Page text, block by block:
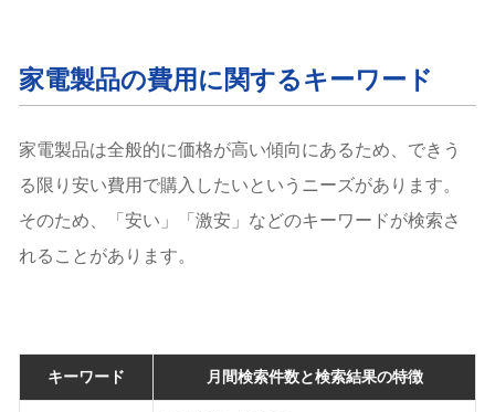
家電製品の費用に関するキーワード
家電製品は全般的に価格が高い傾向にあるため、できう
る限り安い費用で購入したいというニーズがあります。
そのため、「安い」「激安」などのキーワードが検索さ
れることがあります。
キーワード 月間検索件数と検索結果の特徴